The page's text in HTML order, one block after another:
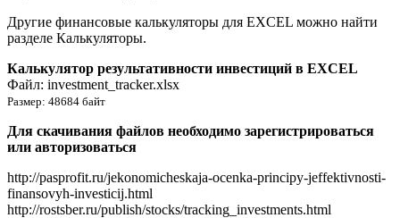
Другие финансовые калькуляторы для EXCEL можно найти
разделе Калькуляторы.
Калькулятор результативности инвестиций в EXCEL
Файл: investment_tracker.xlsx
Размер: 48684 байт
Для скачивания файлов необходимо зарегистрироваться
или авторизоваться
http://pasprofit.ru/jekonomicheskaja-ocenka-principy-jeffektivnosti-
finansovyh-investicij.html
http://rostsber.ru/publish/stocks/tracking_investments.html